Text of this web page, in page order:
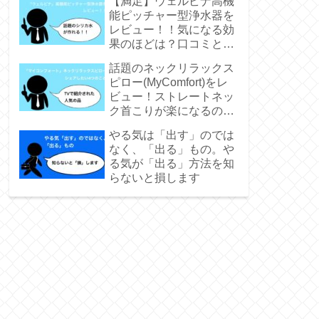
能ピッチャー型浄水器を
レビュー！！気になる効
果のほどは？口コミと実
話題のネックリラックス
ピロー(MyComfort)をレ
ビュー！ストレートネッ
ク首こりが楽になるの
やる気は「出す」のでは
なく、「出る」もの。や
る気が「出る」方法を知
らないと損します